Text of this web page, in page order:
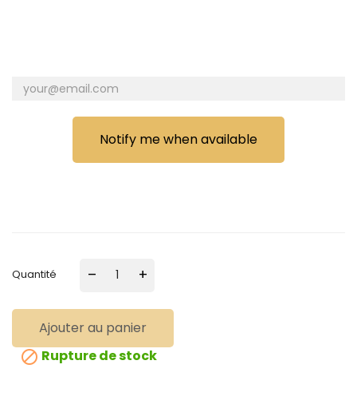
Notify me when available
Quantité – +
Ajouter au panier
 Rupture de stock